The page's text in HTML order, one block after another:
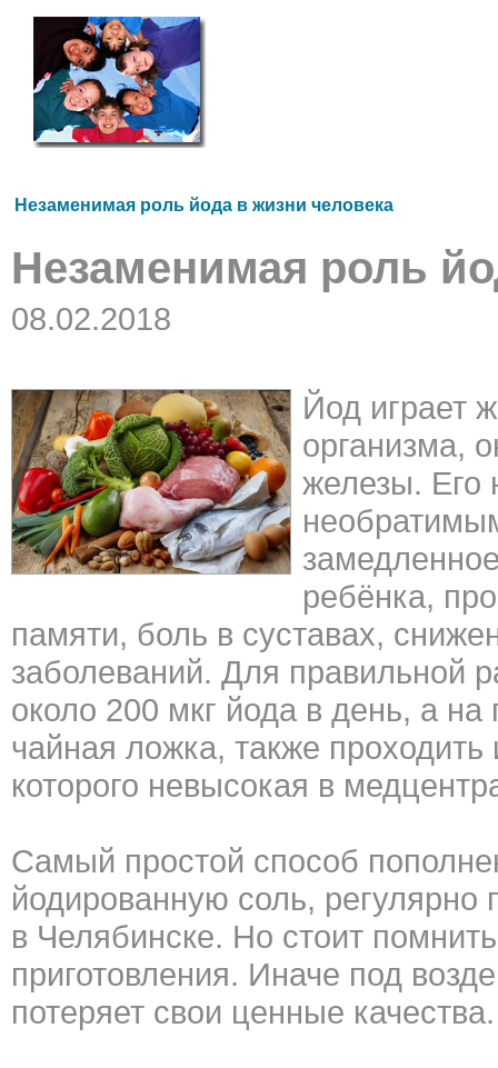
Незаменимая роль йода в жизни человека
Незаменимая роль
08.02.2018
Йод играет
организма,
железы. Его
ребёнка,
памяти, боль в суставах,
заболеваний. Для правильной
около 200 мкг йода в день, а на
чайная ложка, также проходить
которого невысокая в
Самый простой способ
йодированную соль, регулярно
в Челябинске. Но стоит
приготовления. Иначе под
потеряет свои ценные качества.